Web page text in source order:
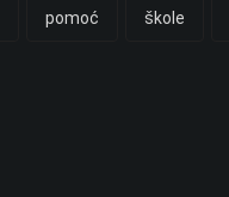
pomoć škole